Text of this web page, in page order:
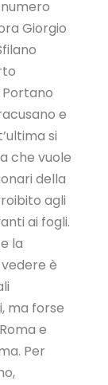
Giorgio
e
si
che vuole
della
agli
ai fogli.
la
è
ma forse
e
Per